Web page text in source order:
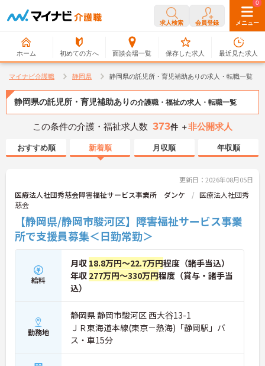
求人検索 会員登録 メニュー
ホーム 初めての方へ 面談会場一覧
0
保存した求人
0
最近見た求人
マイナビ介護職 静岡県 静岡県の託児所・育児補助ありの求人・転職一覧
静岡県の託児所・育児補助あり の介護職・福祉の求人・転職一覧
この条件の介護・福祉求人数 373件 ＋非公開求人
おすすめ順 新着順 月収順 年収順
更新日：2026年08月05日
医療法人社団秀慈会障害福祉サービス事業所 ダンケ
医療法人社団秀
慈会
【静岡県/静岡市駿河区】障害福祉サービス事業
所で支援員募集＜日勤常勤＞
給料
月収 18.8万円～22.7万円程度（諸手当込）
年収 277万円～330万円程度（賞与・諸手当
込）
勤務地
静岡県 静岡市駿河区 西大谷13-1
ＪＲ東海道本線(東京－熱海)「静岡駅」バ
ス・車15分